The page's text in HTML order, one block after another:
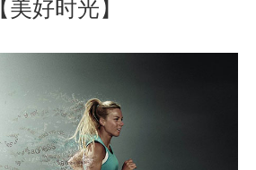
【美好时光】